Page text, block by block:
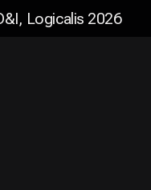
Logicalis 2026